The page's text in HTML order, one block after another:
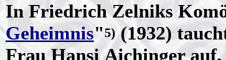
In Friedrich Zelniks
Geheimnis"5)(1932)
Frau Hansi Aichinger